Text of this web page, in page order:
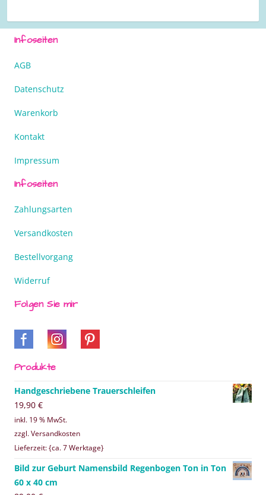
Infoseiten
AGB
Datenschutz
Warenkorb
Kontakt
Impressum
Infoseiten
Zahlungsarten
Versandkosten
Bestellvorgang
Widerruf
Folgen Sie mir
Produkte
Handgeschriebene Trauerschleifen
19,90 €
inkl. 19 % MwSt.
zzgl. Versandkosten
Lieferzeit: {ca. 7 Werktage}
Bild zur Geburt Namensbild Regenbogen Ton in Ton
60 x 40 cm